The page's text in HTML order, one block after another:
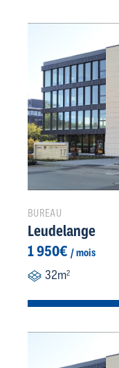
BUREAU
Leudelange
1 950€ / mois
32m2